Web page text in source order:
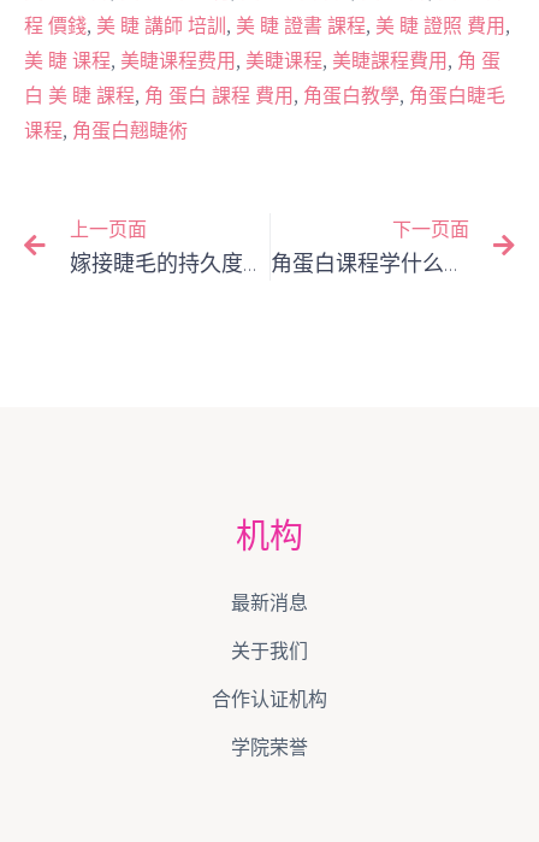
程 價錢, 美 睫 講師 培訓, 美 睫 證書 課程, 美 睫 證照 費用,
美 睫 课程, 美睫课程费用, 美睫课程, 美睫課程費用, 角 蛋
白 美 睫 課程, 角 蛋白 課程 費用, 角蛋白教學, 角蛋白睫毛
课程, 角蛋白翹睫術
上一页面
嫁接睫毛的持久度秘密：从美睫课程中学到的关键影响因素
下一页面
角蛋白课程学什么？给美业新手的完整指南| 从理论到实战
机构
最新消息
关于我们
合作认证机构
学院荣誉